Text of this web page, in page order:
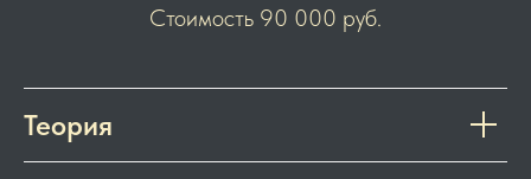
Стоимость 90 000 руб.
Теория